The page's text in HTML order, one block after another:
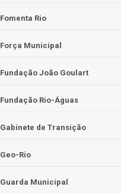
Fomenta Rio
Força Municipal
Fundação João Goulart
Fundação Rio-Águas
Gabinete de Transição
Geo-Rio
Guarda Municipal